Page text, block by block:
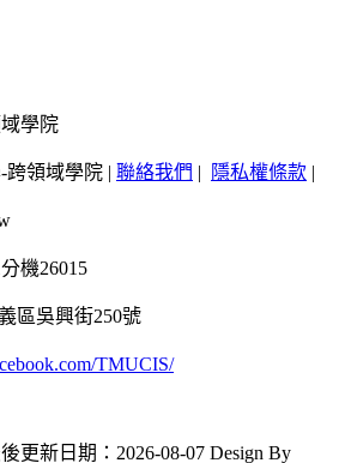
跨領域學院 | 聯絡我們 | 隱私權條款 |
機26015
區吳興街250號
TMUCIS/
更新日期：2026-08-07 Design By